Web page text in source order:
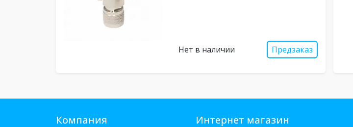
Нет в наличии Предзаказ
Компания Интернет магазин